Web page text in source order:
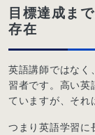
目標達成ま
存在
英語講師ではなく
習者です。高い英
ていますが、それ
つまり英語学習に